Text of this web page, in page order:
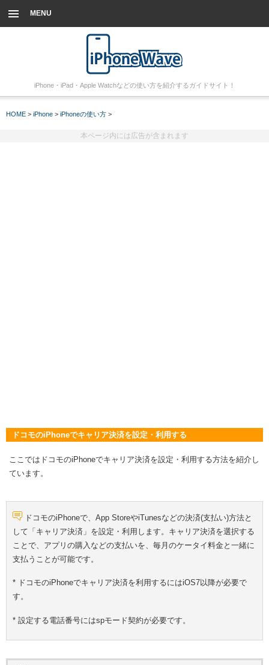
MENU
iPhone・iPad・Apple Watchなどの使い方を紹介するガイドサイト！
HOME > iPhone > iPhoneの使い方 >
本ページ内には広告が含まれます
ドコモのiPhoneでキャリア決済を設定・利用する
ここではドコモのiPhoneでキャリア決済を設定・利用する方法を紹介し
ています。
ドコモのiPhoneで、App StoreやiTunesなどの決済(支払い)方法と
して「キャリア決済」を設定・利用します。キャリア決済を選択する
ことで、アプリの購入などの支払いを、毎月のケータイ料金と一緒に
支払うことが可能です。
* ドコモのiPhoneでキャリア決済を利用するにはiOS7以降が必要で
す。
* 設定する電話番号にはspモード契約が必要です。